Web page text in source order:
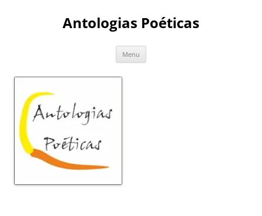
Antologias Poéticas
Menu